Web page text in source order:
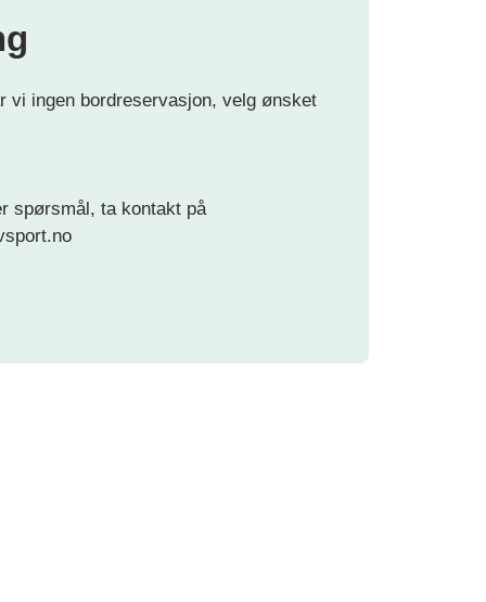
vi ingen bordreservasjon, velg ønsket
spørsmål, ta kontakt på